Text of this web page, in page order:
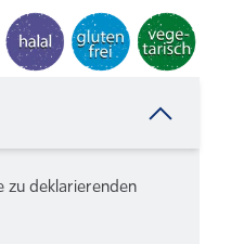
zu deklarierenden